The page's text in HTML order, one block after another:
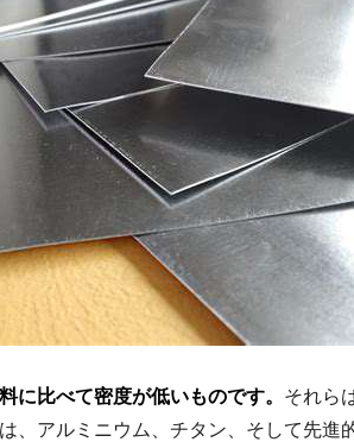
に比べて密度が低いものです。 それら
、アルミニウム、チタン、そして先進